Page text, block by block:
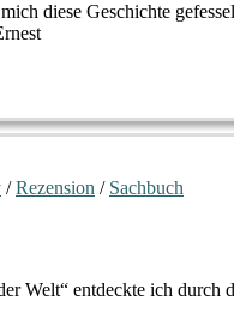
diese Geschichte
/Rezension / Sachbuch
Welt“ entdeckte ich